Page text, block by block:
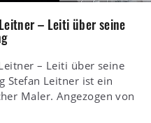
– Leiti über seine
– Leiti über seine
Stefan Leitner ist ein
Maler. Angezogen von